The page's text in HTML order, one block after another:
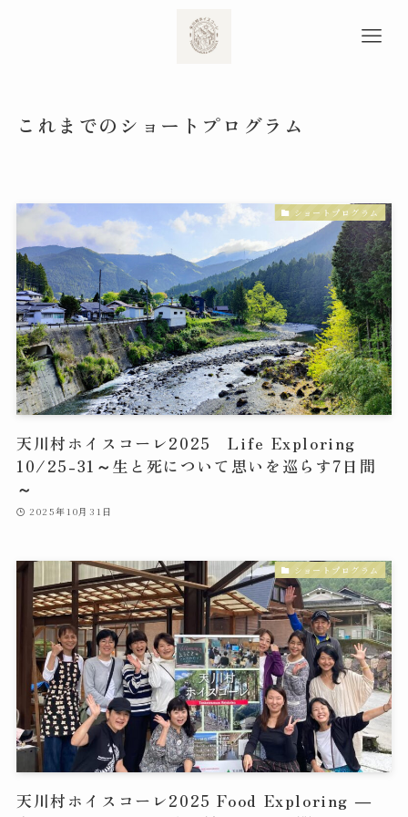
これまでのショートプログラム
ショートプログラム
天川村ホイスコーレ2025 Life Exploring
10/25-31～生と死について思いを巡らす7日間
～
2025年10月31日
ショートプログラム
天川村ホイスコーレ2025 Food Exploring ―